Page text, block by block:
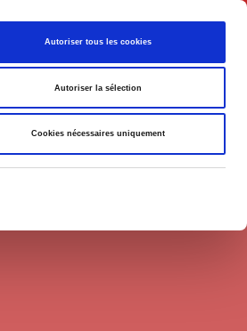
Autoriser tous les cookies
Autoriser la sélection
Cookies nécessaires uniquement